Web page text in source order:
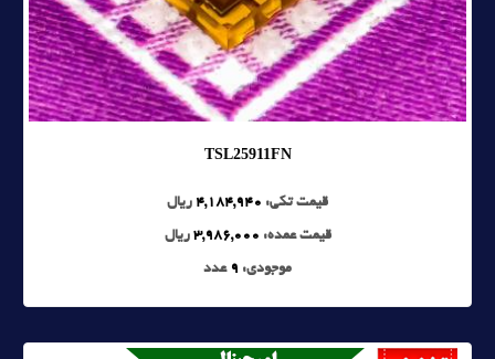
TSL25911FN
قیمت تکی: 4,184,940 ریال
قیمت عمده: 3,986,000 ریال
موجودی: 9 عدد